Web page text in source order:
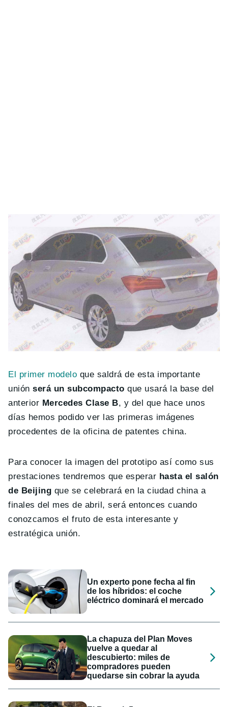
El primer modelo que saldrá de esta importante
uniónserá un subcompacto que usará la base del
anterior Mercedes Clase B, y del que hace unos
días hemos podido ver las primeras imágenes
procedentes de la oficina de patentes china.
Para conocer la imagen del prototipo así como sus
prestaciones tendremos que esperar hasta el salón
de Beijing que se celebrará en la ciudad china a
finales del mes de abril, será entonces cuando
conozcamos el fruto de esta interesante y
estratégica unión.
Un experto pone fecha al fin
de los híbridos: el coche
eléctrico dominará el mercado
La chapuza del Plan Moves
vuelve a quedar al
descubierto: miles de
compradores pueden
quedarse sin cobrar la ayuda